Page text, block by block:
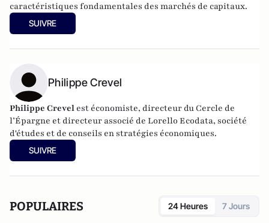
caractéristiques fondamentales des marchés de capitaux.
SUIVRE
Philippe Crevel
Philippe Crevel est économiste, directeur du Cercle de
l’Épargne et directeur associé de Lorello Ecodata, société
d'études et de conseils en stratégies économiques.
SUIVRE
POPULAIRES 24 Heures 7 Jours